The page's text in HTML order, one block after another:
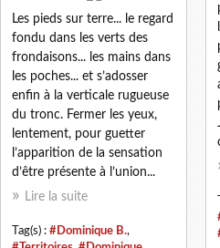
Les pieds sur terre... le regard
fondu dans les verts des
frondaisons... les mains dans
les poches... et s’adosser
enfin à la verticale rugueuse
du tronc. Fermer les yeux,
lentement, pour guetter
l’apparition de la sensation
d’être présente à l’union...
Lire la suite
Tag(s) : #Dominique B.,